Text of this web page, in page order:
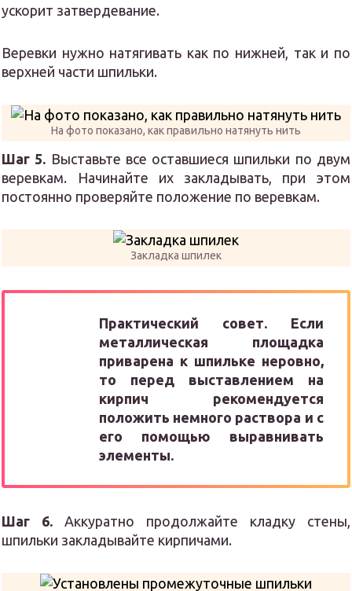
ускорит затвердевание.
Веревки нужно натягивать как по нижней, так и по
верхней части шпильки.
На фото показано, как правильно натянуть нить
Шаг 5. Выставьте все оставшиеся шпильки по двум
веревкам. Начинайте их закладывать, при этом
постоянно проверяйте положение по веревкам.
Закладка шпилек
Практический совет. Если
металлическая площадка
приварена к шпильке неровно,
то перед выставлением на
кирпич рекомендуется
положить немного раствора и с
его помощью выравнивать
элементы.
Шаг 6. Аккуратно продолжайте кладку стены,
шпильки закладывайте кирпичами.